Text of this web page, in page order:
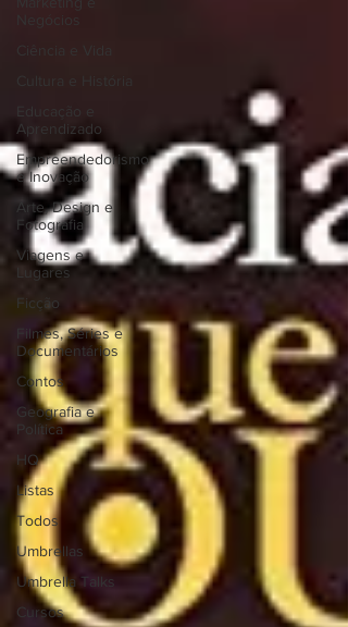
Aprendizado
Empreendedorismo
e Inovação
Arte, Design e
Fotografia
Viagens e
Lugares
Ficção
Filmes, Séries e
Documentários
Contos
Geografia e
Política
HQ
Listas
Todos
Umbrellas
Umbrella Talks
Cursos